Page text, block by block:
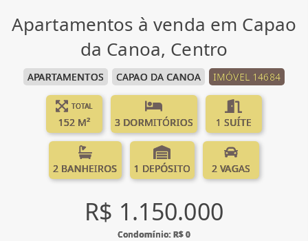
Apartamentos à venda em Capao
da Canoa, Centro
APARTAMENTOS CAPAO DA CANOA IMÓVEL 14684
TOTAL
152 M² 3 DORMITÓRIOS 1 SUÍTE
2 BANHEIROS 1 DEPÓSITO 2 VAGAS
R$ 1.150.000
Condomínio: R$ 0